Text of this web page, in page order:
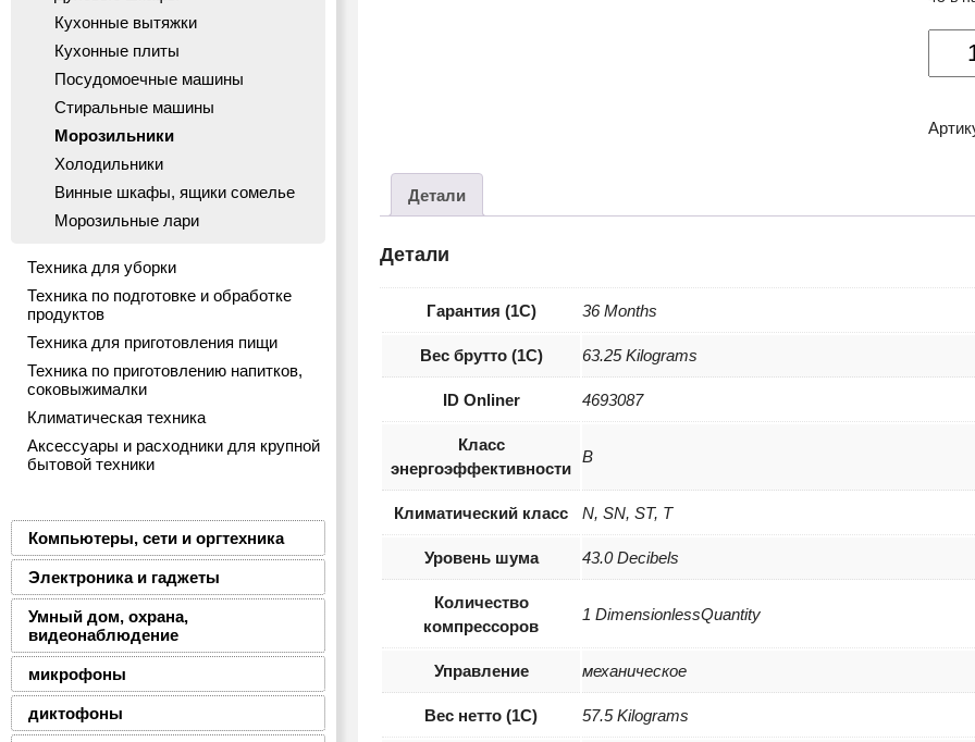
Кухонные вытяжки
Кухонные плиты
Посудомоечные машины
Стиральные машины
Морозильники
Холодильники
Винные шкафы, ящики сомелье
Морозильные лари
Техника для уборки
Техника по подготовке и обработке
продуктов
Техника для приготовления пищи
Техника по приготовлению напитков,
соковыжималки
Климатическая техника
Аксессуары и расходники для крупной
бытовой техники
Компьютеры, сети и оргтехника
Электроника и гаджеты
Умный дом, охрана,
видеонаблюдение
микрофоны
диктофоны
STZ
Детали
Детали
Гарантия (1С) 36 Months
Вес брутто (1С) 63.25 Kilograms
ID Onliner 4693087
Класс
энергоэффективности
B
Климатический класс N, SN, ST, T
Уровень шума 43.0 Decibels
Количество
компрессоров
1 DimensionlessQuantity
Управление механическое
Вес нетто (1С) 57.5 Kilograms